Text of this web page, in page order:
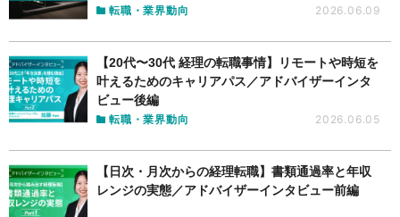
転職・業界動向 2026.06.09
【20代〜30代 経理の転職事情】リモートや時短を
叶えるためのキャリアパス／アドバイザーインタ
ビュー後編
転職・業界動向 2026.06.05
【日次・月次からの経理転職】書類通過率と年収
レンジの実態／アドバイザーインタビュー前編